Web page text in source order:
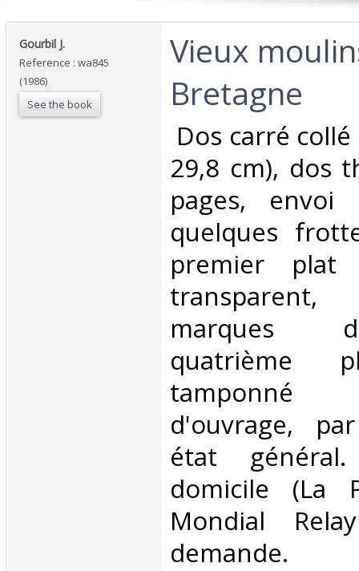
‎Gourbil J.‎
Reference : wa845
(1986)
See the book
‎Vieux
Bretagne‎
Dos carré
29,8 cm), dos
pages,
quelques
premier plat
marques
quatrième
d'ouvrage,
état
domicile (La
Mondial
demande.‎